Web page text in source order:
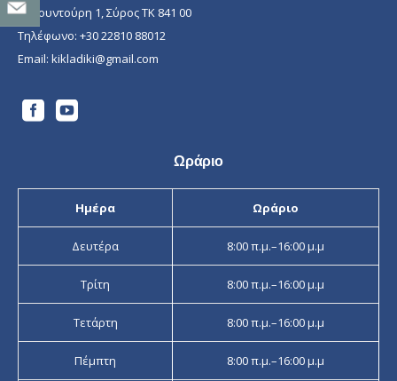
Π. Κουντούρη 1, Σύρος ΤΚ 841 00
Τηλέφωνο: +30 22810 88012
Email: kikladiki@gmail.com
Ωράριο
Ημέρα Ωράριο
Δευτέρα 8:00 π.μ.–16:00 μ.μ
Τρίτη 8:00 π.μ.–16:00 μ.μ
Τετάρτη 8:00 π.μ.–16:00 μ.μ
Πέμπτη 8:00 π.μ.–16:00 μ.μ